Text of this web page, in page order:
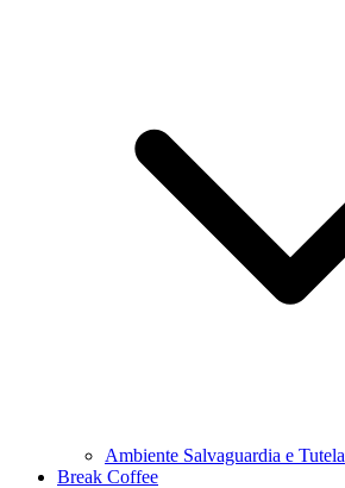
Ambiente Salvaguardia e Tutela
Break Coffee